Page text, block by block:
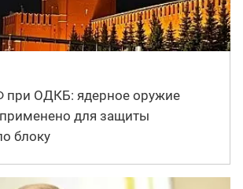
при ОДКБ: ядерное оружие
для защиты
блоку